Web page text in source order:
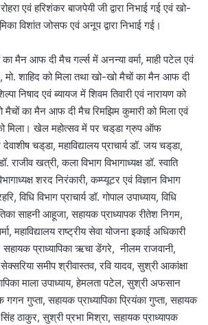
एवं हरिशंकर बाजपेयी जी द्वारा निभाई गई एवं खो-
विशांत जोसफ एवं अनूप द्वारा निभाई गई।
मैन आफ दी मैच गर्ल्स में अनन्या वर्मा, माही पटेल एवं
शाहिद को मिला तथा खो-खो मैचों का मैन आफ दी
निषाद एवं ब्यायज में शिवम तिवारी एवं नारायण को
का मैन आफ दी मैच रिमझिम कुमारी को मिला एवं
मिला। खेल महोत्सव में पर चड्‌डा ग्रुप ऑफ
चड्‌डा, महाविद्यालय प्राचार्य डॉ. जय चड्‌डा,
राजीव खत्री, कला विभाग विभागाध्यक्ष डॉ. स्वाति
शरद निरंकारी, कम्प्यूटर एवं विज्ञान विभाग
विधि विभाग प्राचार्य डॉ. गोपाल उपाध्याय, विधि
साहनी आहूजा, सहायक प्राध्यापक रीतेश निगम,
महाविद्यालय राष्ट्रीय सेवा योजना इकाई अधिकारी
प्राध्यापिका ऋचा डेंगरे, नीलम राजवानी,
समीप श्रीवास्तव, रवि यादव, सुश्री आकांक्षा
माला उपाध्याय, हेमलता पटेल, सुश्री अफसान
गुप्ता, सहायक प्राध्यापिका प्रियंका गुप्ता, सहायक
सिंह ठाकुर, सुश्री प्रभा मिश्रा, सहायक प्राध्यापक